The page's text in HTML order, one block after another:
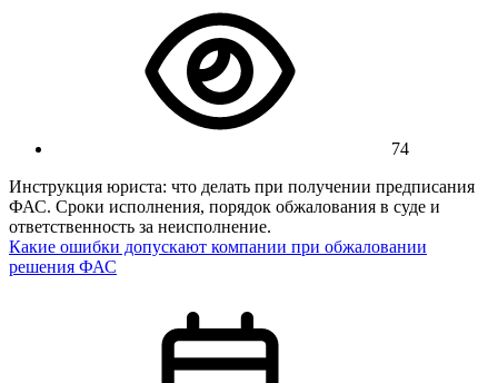
74
Инструкция юриста: что делать при получении предписания
ФАС. Сроки исполнения, порядок обжалования в суде и
ответственность за неисполнение.
Какие ошибки допускают компании при обжаловании
решения ФАС